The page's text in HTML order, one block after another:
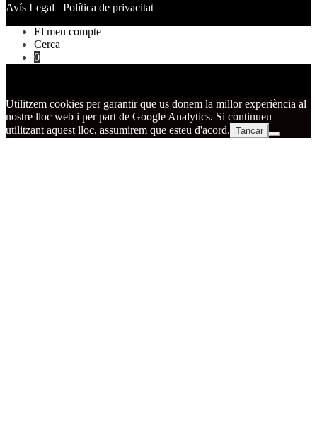
Avís Legal
Política de privacitat
El meu compte
Cerca
0
Utilitzem cookies per garantir que us donem la millor experiència al
nostre lloc web i per part de Google Analytics. Si continueu
utilitzant aquest lloc, assumirem que esteu d'acord. Tancar